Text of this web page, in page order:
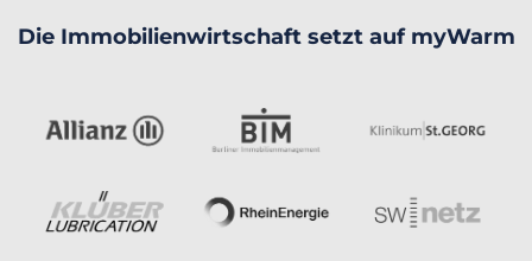
Die Immobilienwirtschaft setzt auf myWarm